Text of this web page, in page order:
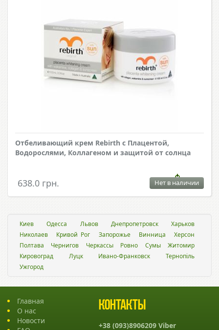
Отбеливающий крем Rebirth с Плацентой,
Водорослями, Коллагеном и защитой от солнца
638.0 грн. Нет в наличии
Киев Одесса Львов Днепропетровск
Харьков
Николаев
Кривой Рог Запорожье Винница
Херсон
Полтава
Чернигов Черкассы Ровно Сумы
Житомир
Кировоград
Луцк Ивано-Франковск
Тернопіль
Ужгород
Главная
О нас
Новости
Контакты
+38 (093)8906209 Viber